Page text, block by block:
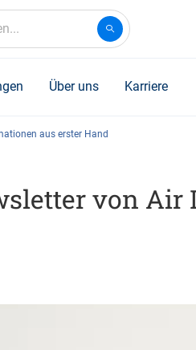
Über uns Karriere
aus erster Hand
von Air